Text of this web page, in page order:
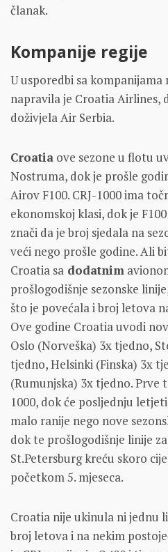
članak.
Kompanije regije
U usporedbi sa kompanijama
napravila je Croatia Airlines,
doživjela Air Serbia.
Croatia ove sezone u flotu
Nostruma, dok je prošle
Airov F100. CRJ-1000 ima
ekonomskoj klasi, dok je
znači da je broj sjedala na
veći nego prošle godine. Ali
Croatia sa dodatnim
prošlogodišnje sezonske
što je povećala i broj letova
Ove godine Croatia uvodi
Oslo (Norveška) 3x tjedno,
tjedno, Helsinki (Finska) 3x
(Rumunjska) 3x tjedno. Prve
1000, dok će posljednju
malo ranije nego nove
dok te prošlogodišnje linije
St.Petersburg kreću skoro
početkom 5. mjeseca.
Croatia nije ukinula ni jednu
broj letova i na nekim